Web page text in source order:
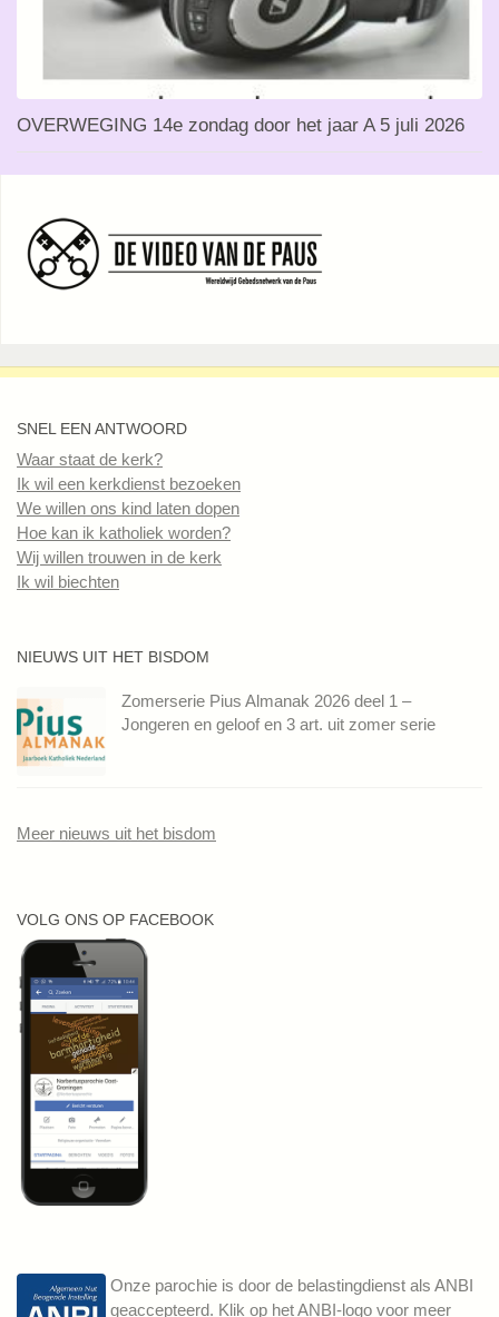
OVERWEGING 14e zondag door het jaar A 5 juli 2026
SNEL EEN ANTWOORD
Waar staat de kerk?
Ik wil een kerkdienst bezoeken
We willen ons kind laten dopen
Hoe kan ik katholiek worden?
Wij willen trouwen in de kerk
Ik wil biechten
NIEUWS UIT HET BISDOM
Zomerserie Pius Almanak 2026 deel 1 –
Jongeren en geloof en 3 art. uit zomer serie
Meer nieuws uit het bisdom
VOLG ONS OP FACEBOOK
Onze parochie is door de belastingdienst als ANBI
geaccepteerd. Klik op het ANBI-logo voor meer